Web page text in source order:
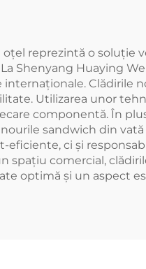
oțel reprezintă o soluție
Shenyang Huaying
internaționale. Clădirile
Utilizarea unor
componentă. În
sandwich din
eficiente, ci și
spațiu comercial,
optimă și un aspect